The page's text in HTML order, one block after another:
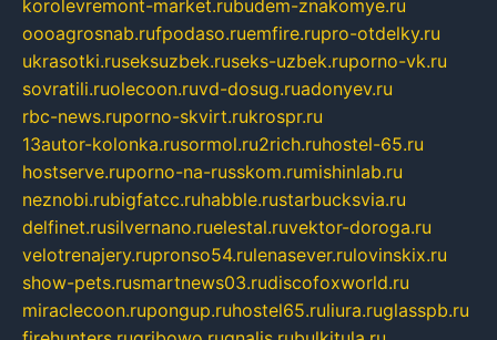
korolevremont-market.rubudem-znakomye.ru
oooagrosnab.rufpodaso.ruemfire.rupro-otdelky.ru
ukrasotki.ruseksuzbek.ruseks-uzbek.ruporno-vk.ru
sovratili.ruolecoon.ruvd-dosug.ruadonyev.ru
rbc-news.ruporno-skvirt.rukrospr.ru
13autor-kolonka.rusormol.ru2rich.ruhostel-65.ru
hostserve.ruporno-na-russkom.rumishinlab.ru
neznobi.rubigfatcc.ruhabble.rustarbucksvia.ru
delfinet.rusilvernano.ruelestal.ruvektor-doroga.ru
velotrenajery.rupronso54.rulenasever.rulovinskix.ru
show-pets.rusmartnews03.rudiscofoxworld.ru
miraclecoon.rupongup.ruhostel65.ruliura.ruglasspb.ru